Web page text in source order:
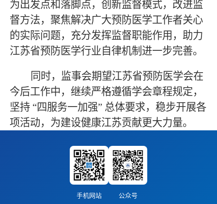
为出发点和落脚点，创新监督模式，改进监
督方法，聚焦解决广大预防医学工作者关心
的实际问题，充分发挥监督职能作用，助力
江苏省预防医学行业自律机制进一步完善。
同时，监事会期望江苏省预防医学会在
今后工作中，继续严格遵循学会章程规定，
坚持 “四服务一加强” 总体要求，稳步开展各
项活动，为建设健康江苏贡献更大力量。
手机网站 公众号